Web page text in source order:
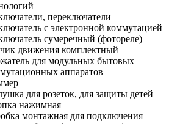
переключатели
с электронной коммутацией
сумеречный (фотореле)
движения комплектный
для модульных бытовых
аппаратов
для розеток, для защиты детей
нажимная
монтажная для подключения